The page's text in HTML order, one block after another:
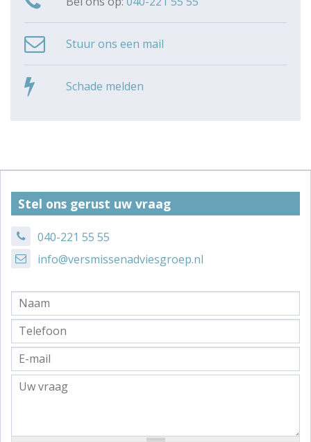
Stuur ons een mail
Schade melden
Stel ons gerust uw vraag
040-221 55 55
info@versmissenadviesgroep.nl